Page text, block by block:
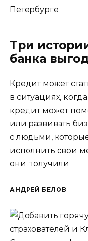
Три
банка
Кредит может
в ситуациях,
кредит может
или развивать
с людьми,
исполнить свои
они получили
АНДРЕЙ БЕЛОВ